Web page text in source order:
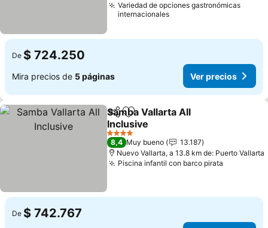
Variedad de opciones gastronómicas
internacionales
De $ 724.250
Mira precios de 5 páginas Ver precios
CompartirAgregar a favoritos
Samba Vallarta All
Inclusive
Ver precios
4 Estrellas
8,4 Muy bueno
13.187
Nuevo Vallarta, a 13.8 km de: Puerto Vallarta
Piscina infantil con barco pirata
De $ 742.767